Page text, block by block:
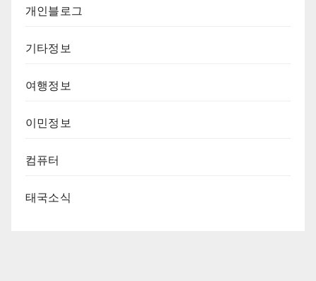
개인블로그
기타정보
여행정보
이민정보
컴퓨터
태국소식